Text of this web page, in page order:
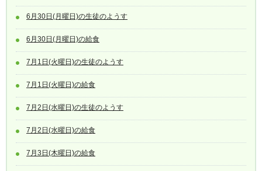
6月30日(月曜日)の生徒のようす
6月30日(月曜日)の給食
7月1日(火曜日)の生徒のようす
7月1日(火曜日)の給食
7月2日(水曜日)の生徒のようす
7月2日(水曜日)の給食
7月3日(木曜日)の給食